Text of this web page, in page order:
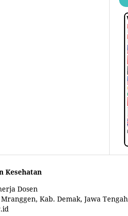
Kesehatan
Dosen
Kab. Demak, Jawa Tengah